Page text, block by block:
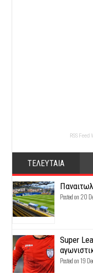
RSS Feed
ΤΕΛΕΥΤΑΙΑ
Posted on 20
Super
Posted on 19